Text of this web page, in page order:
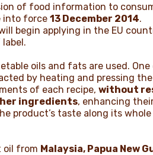
of food information to
into force13 December 2014.
begin applying in the EU
oils and fats are used.
by heating and pressing
of each recipe,without
ingredients, enhancing
product’s taste along its
oil from Malaysia, Papua New